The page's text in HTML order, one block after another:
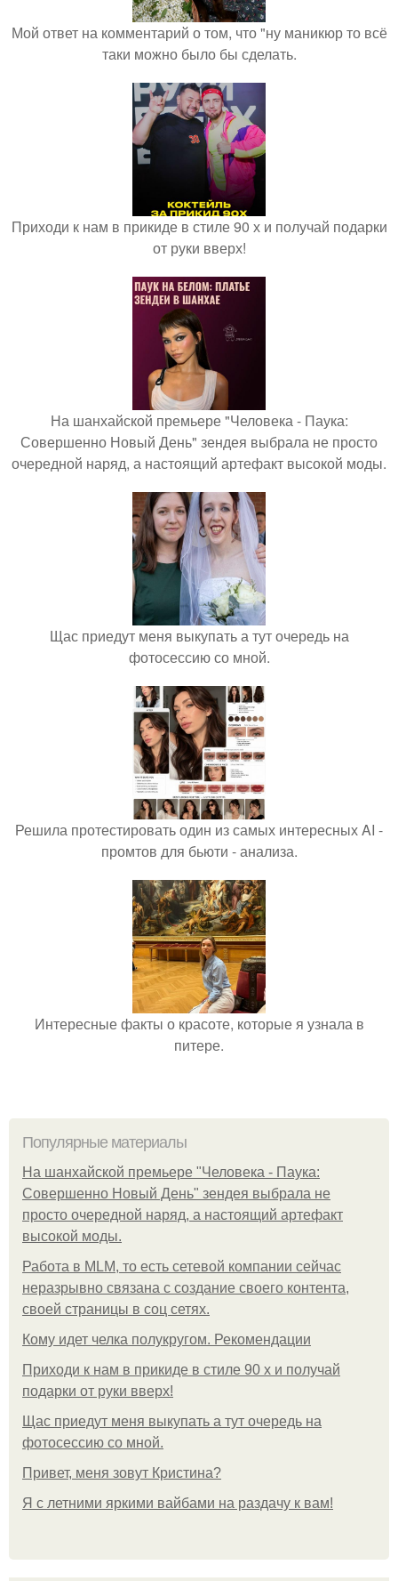
Мой ответ на комментарий о том, что "ну маникюр то всё
таки можно было бы сделать.
Приходи к нам в прикиде в стиле 90 х и получай подарки
от руки вверх!
На шанхайской премьере "Человека - Паука:
Совершенно Новый День" зендея выбрала не просто
очередной наряд, а настоящий артефакт высокой моды.
Щас приедут меня выкупать а тут очередь на
фотосессию со мной.
Решила протестировать один из самых интересных AI -
промтов для бьюти - анализа.
Интересные факты о красоте, которые я узнала в
питере.
Популярные материалы
На шанхайской премьере "Человека - Паука:
Совершенно Новый День" зендея выбрала не
просто очередной наряд, а настоящий артефакт
высокой моды.
Работа в MLM, то есть сетевой компании сейчас
неразрывно связана с создание своего контента,
своей страницы в соц сетях.
Кому идет челка полукругом. Рекомендации
Приходи к нам в прикиде в стиле 90 х и получай
подарки от руки вверх!
Щас приедут меня выкупать а тут очередь на
фотосессию со мной.
Привет, меня зовут Кристина?
Я с летними яркими вайбами на раздачу к вам!